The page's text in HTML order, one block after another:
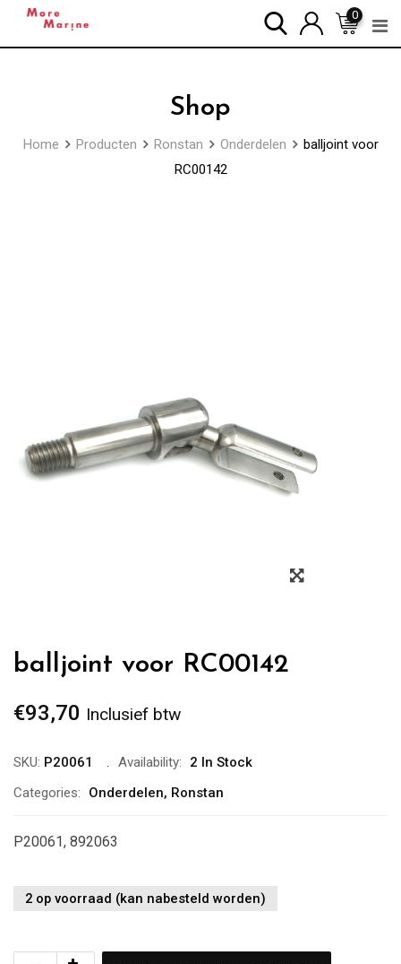
0
Shop
Home Producten Ronstan Onderdelen
balljoint voor
RC00142
Zoom
balljoint voor RC00142
€93,70 Inclusief btw
SKU: P20061 Availability:
2 In Stock
Categories:
Onderdelen, Ronstan
P20061, 892063
2 op voorraad (kan nabesteld worden)